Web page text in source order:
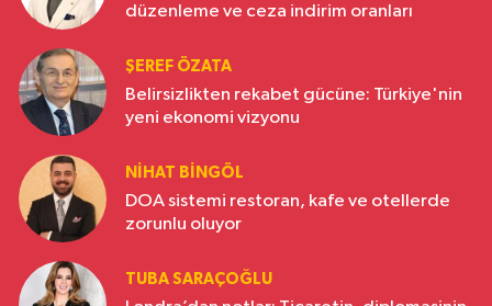
düzenleme ve ceza indirim oranları
ŞEREF ÖZATA
Belirsizlikten rekabet gücüne: Türkiye'nin
yeni ekonomi vizyonu
NIHAT BINGÖL
DOA sistemi restoran, kafe ve otellerde
zorunlu oluyor
TUBA SARAÇOĞLU